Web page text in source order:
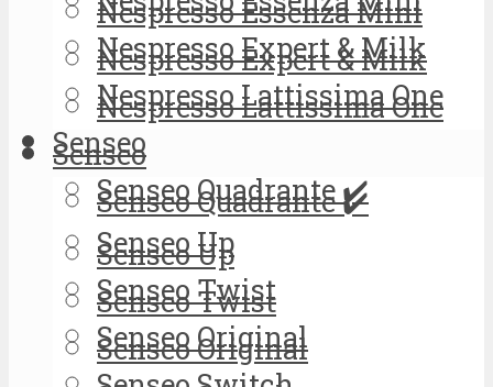
Nespresso Expert & Milk
Nespresso Lattissima One
Senseo
Senseo Quadrante ✔️
Senseo Up
Senseo Twist
Senseo Original
Nespresso Essenza Mini
Nespresso Expert & Milk
Nespresso Lattissima One
Senseo
Senseo Quadrante ✔️
Senseo Up
Senseo Twist
Senseo Original